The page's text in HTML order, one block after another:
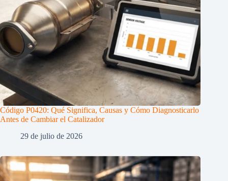
Código P0420: Qué Significa, Causas y Cómo Diagnosticarlo
Antes de Cambiar el Catalizador
29 de julio de 2026